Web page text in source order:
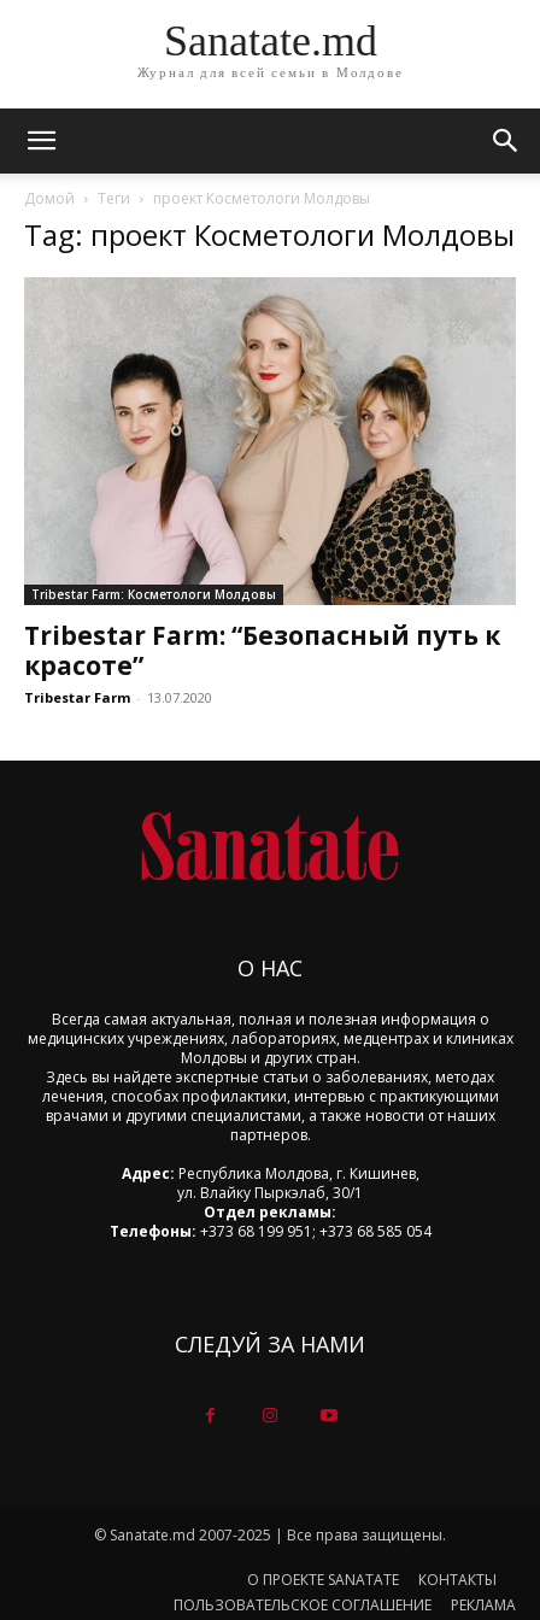
Sanatate.md
Журнал для всей семьи в Молдове
Домой Теги проект Косметологи Молдовы
Tag: проект Косметологи Молдовы
Tribestar Farm: Косметологи Молдовы
Tribestar Farm: “Безопасный путь к
красоте”
Tribestar Farm - 13.07.2020
О НАС
Всегда самая актуальная, полная и полезная информация о
медицинских учреждениях, лабораториях, медцентрах и клиниках
Молдовы и других стран.
Здесь вы найдете экспертные статьи о заболеваниях, методах
лечения, способах профилактики, интервью с практикующими
врачами и другими специалистами, а также новости от наших
партнеров.
Адрес: Республика Молдова, г. Кишинев,
ул. Влайку Пыркэлаб, 30/1
Отдел рекламы:
Телефоны: +373 68 199 951; +373 68 585 054
СЛЕДУЙ ЗА НАМИ
© Sanatate.md 2007-2025 | Все права защищены.
О ПРОЕКТЕ SANATATE
КОНТАКТЫ
ПОЛЬЗОВАТЕЛЬСКОЕ СОГЛАШЕНИЕ
РЕКЛАМА